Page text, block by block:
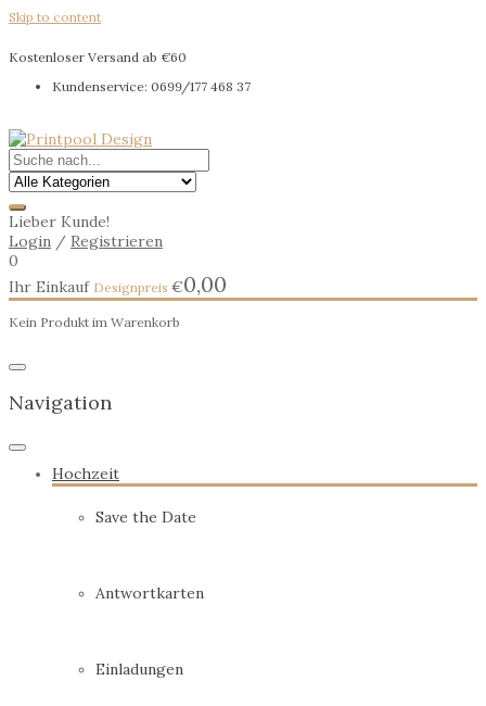
Skip to content
Kostenloser Versand ab €60
Kundenservice: 0699/177 468 37
Lieber Kunde!
Login / Registrieren
0
Ihr Einkauf
€0,00
Kein Produkt im Warenkorb
Navigation
Hochzeit
Save the Date
Antwortkarten
Einladungen